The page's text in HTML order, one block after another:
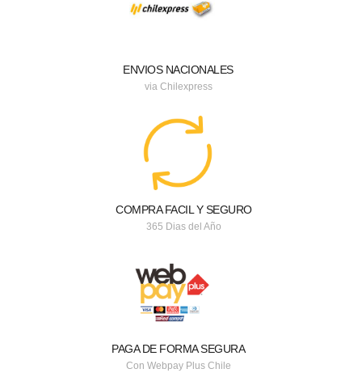
ENVIOS NACIONALES
via Chilexpress
COMPRA FACIL Y SEGURO
365 Dias del Año
PAGA DE FORMA SEGURA
Con Webpay Plus Chile